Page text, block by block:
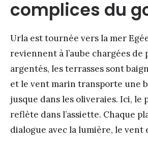
complices du
Urla est tournée vers la mer
reviennent à l’aube chargées de
argentés, les terrasses sont
et le vent marin transporte une
jusque dans les oliveraies. Ici, le
reflète dans l’assiette. Chaque
dialogue avec la lumière, le